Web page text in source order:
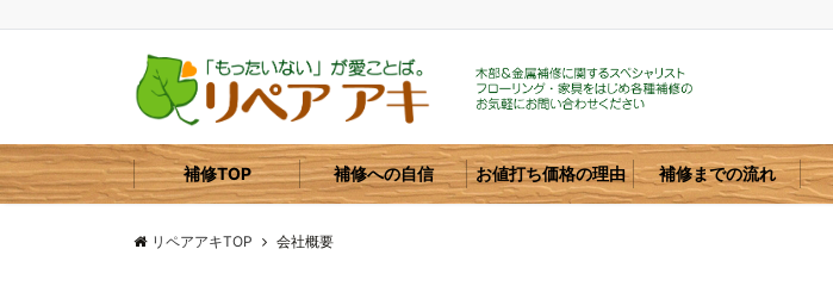
補修TOP 補修への自信 お値打ち価格の理由 補修までの流れ
リペアアキTOP 会社概要